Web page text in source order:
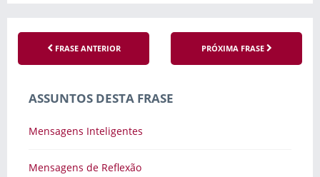
FRASE ANTERIOR PRÓXIMA FRASE
ASSUNTOS DESTA FRASE
Mensagens Inteligentes
Mensagens de Reflexão